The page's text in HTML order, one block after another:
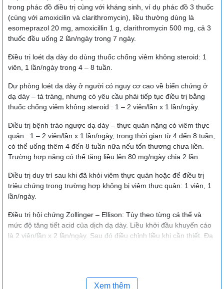
trong phác đồ điều trị cùng với kháng sinh, ví dụ phác đồ 3 thuốc
(cùng với amoxicilin và clarithromycin), liều thường dùng là
esomeprazol 20 mg, amoxicillin 1 g, clarithromycin 500 mg, cả 3
thuốc đều uống 2 lần/ngày trong 7 ngày.
Điều trị loét dạ dày do dùng thuốc chống viêm không steroid: 1
viên, 1 lần/ngày trong 4 – 8 tuần.
Dự phòng loét dạ dày ở người có nguy cơ cao về biến chứng ở
dạ dày – tá tràng, nhưng có yêu cầu phải tiếp tục điều trị bằng
thuốc chống viêm không steroid : 1 – 2 viên/lần x 1 lần/ngày.
Điều trị bệnh trào ngược dạ dày – thực quản nặng có viêm thực
quản : 1 – 2 viên/lần x 1 lần/ngày, trong thời gian từ 4 đến 8 tuần,
có thể uống thêm 4 đến 8 tuần nữa nếu tổn thương chưa liền.
Trường hợp nặng có thể tăng liều lên 80 mg/ngày chia 2 lần.
Điều trị duy trì sau khi đã khỏi viêm thực quản hoặc để điều trị
triệu chứng trong trường hợp không bị viêm thực quản: 1 viên, 1
lần/ngày.
Điều trị hội chứng Zollinger – Ellison: Tùy theo từng cá thể và
mức độ tăng tiết acid của dịch dạ dày. Liều khởi đầu khuyến cáo
là 2 viên/lần x 2 lần/ngày. Sau đó điều chỉnh liều khi cần thiết. Đa
Xem thêm